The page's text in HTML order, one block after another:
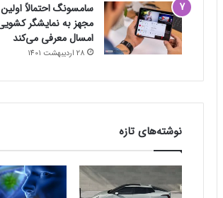
سامسونگ احتمالاً
مجهز به نمایشگر
امسال معرفی می‌کند
28 اردیبهشت 1401
نوشته‌های تازه